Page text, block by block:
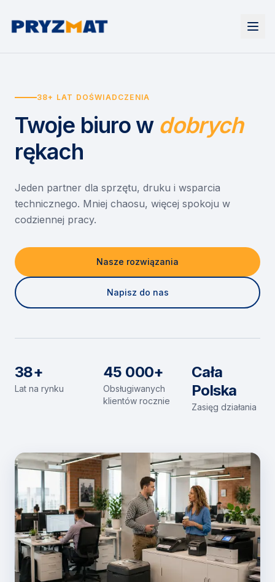
Urządzenia
Drukarki i urządzenia wielofunkcyjne
Etykiety i identyfikacja
Skanery i obieg dokumentów
Monitory interaktywne
Niszczarki dokumentów
Wynajem drukarek
Wynajem urządzeń biurowych
Asystent druku
EZD RP
Misja szkoła
Serwis
O nas
Kontakt
38+ LAT DOŚWIADCZENIA
Twoje biuro w dobrych
rękach
Jeden partner dla sprzętu, druku i wsparcia
technicznego. Mniej chaosu, więcej spokoju w
codziennej pracy.
Nasze rozwiązania
Napisz do nas
38+
Lat na rynku
45 000+
Obsługiwanych
klientów rocznie
Cała
Polska
Zasięg działania